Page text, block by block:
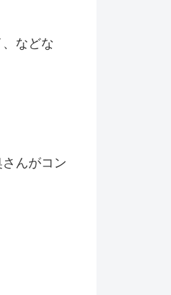
などな
んがコン